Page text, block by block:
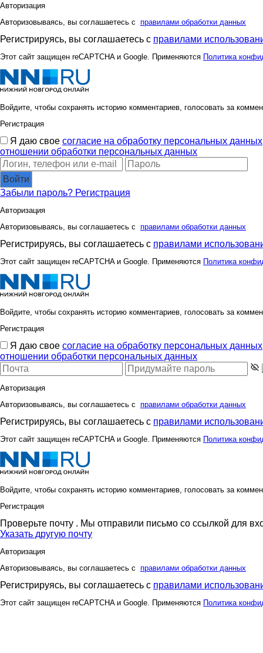
Авторизация
Авторизовываясь, вы соглашаетесь с правилами обработки данных
Регистрируясь, вы соглашаетесь с правилами
Этот сайт защищен reCAPTCHA и Google. Применяются Политика
Войдите, чтобы сохранять историю комментариев, голосовать за
Регистрация
Я даю свое согласие на обработку персональных данных
отношении обработки персональных данных
Войти
Забыли пароль? Регистрация
Авторизация
Авторизовываясь, вы соглашаетесь с правилами обработки данных
Регистрируясь, вы соглашаетесь с правилами
Этот сайт защищен reCAPTCHA и Google. Применяются Политика
Войдите, чтобы сохранять историю комментариев, голосовать за
Регистрация
Я даю свое согласие на обработку персональных данных
отношении обработки персональных данных
Авторизация
Авторизовываясь, вы соглашаетесь с правилами обработки данных
Регистрируясь, вы соглашаетесь с правилами
Этот сайт защищен reCAPTCHA и Google. Применяются Политика
Войдите, чтобы сохранять историю комментариев, голосовать за
Регистрация
Проверьте почту . Мы отправили письмо со ссылкой для
Указать другую почту
Авторизация
Авторизовываясь, вы соглашаетесь с правилами обработки данных
Регистрируясь, вы соглашаетесь с правилами
Этот сайт защищен reCAPTCHA и Google. Применяются Политика